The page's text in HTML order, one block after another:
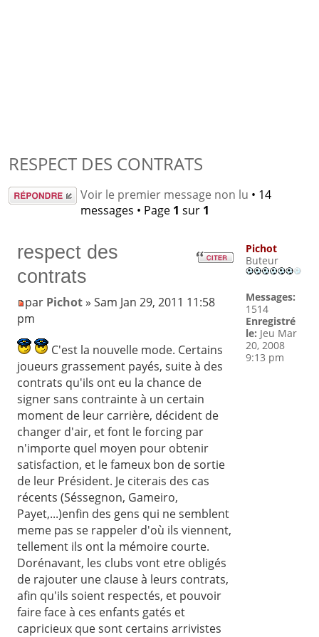
RESPECT DES CONTRATS
Répondre Voir le premier message non lu • 14
messages • Page 1 sur 1
respect des
contrats
par Pichot» Sam Jan 29, 2011 11:58
pm
C'est la nouvelle mode. Certains
joueurs grassement payés, suite à des
contrats qu'ils ont eu la chance de
signer sans contrainte à un certain
moment de leur carrière, décident de
changer d'air, et font le forcing par
n'importe quel moyen pour obtenir
satisfaction, et le fameux bon de sortie
de leur Président. Je citerais des cas
récents (Séssegnon, Gameiro,
Payet,...)enfin des gens qui ne semblent
meme pas se rappeler d'où ils viennent,
tellement ils ont la mémoire courte.
Dorénavant, les clubs vont etre obligés
de rajouter une clause à leurs contrats,
afin qu'ils soient respectés, et pouvoir
faire face à ces enfants gatés et
capricieux que sont certains arrivistes
Pichot
Buteur
Messages:
1514
Enregistré
le: Jeu Mar
20, 2008
9:13 pm